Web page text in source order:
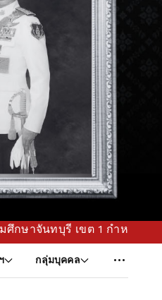
ศทาง พัฒนาแผนยุทธศาสตร์
กลุ่มบุคคล